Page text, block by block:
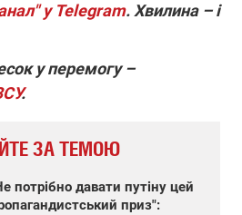
у Telegram. Хвилина – і
у перемогу –
.
ЗА ТЕМОЮ
потрібно давати путіну цей
приз":